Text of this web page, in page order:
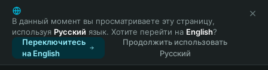
English
日本語
Tiếng Việt
Русский
Español (Latinoamérica)
В данный момент вы просматриваете эту страницу,
используя Русский язык. Хотите перейти на English?
Переключитесь
на English
Продолжить использовать
Русский